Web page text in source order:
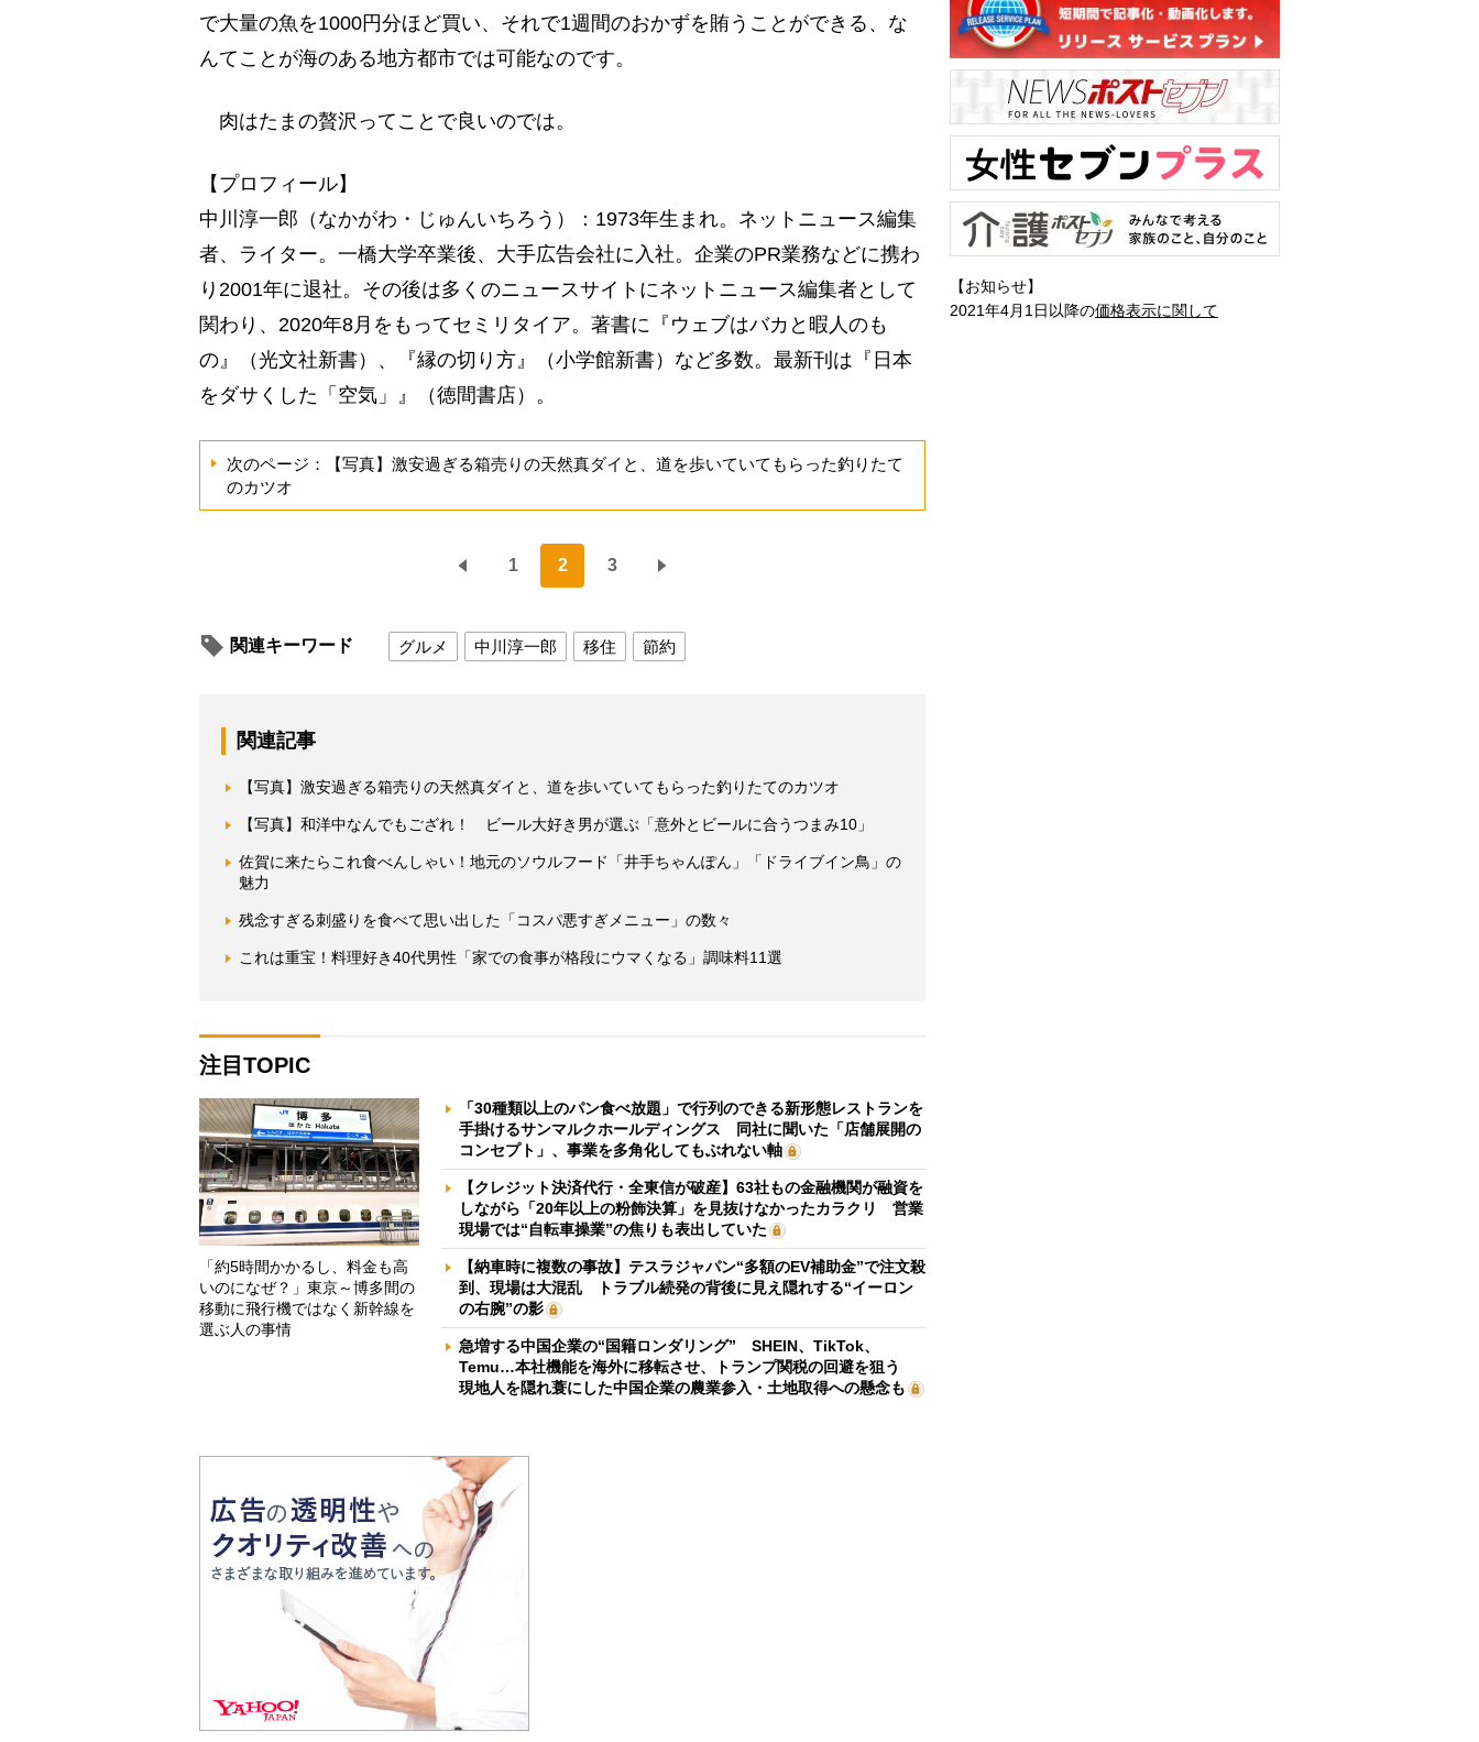
で大量の魚を1000円分ほど買い、それで1週間のおかずを賄うことができる、な
んてことが海のある地方都市では可能なのです。
肉はたまの贅沢ってことで良いのでは。
【プロフィール】
中川淳一郎（なかがわ・じゅんいちろう）：1973年生まれ。ネットニュース編集
者、ライター。一橋大学卒業後、大手広告会社に入社。企業のPR業務などに携わ
り2001年に退社。その後は多くのニュースサイトにネットニュース編集者として
関わり、2020年8月をもってセミリタイア。著書に『ウェブはバカと暇人のも
の』（光文社新書）、『縁の切り方』（小学館新書）など多数。最新刊は『日本
をダサくした「空気」』（徳間書店）。
次のページ：【写真】激安過ぎる箱売りの天然真ダイと、道を歩いていてもらった釣りたて
のカツオ
1 2 3
関連キーワード グルメ 中川淳一郎 移住 節約
関連記事
【写真】激安過ぎる箱売りの天然真ダイと、道を歩いていてもらった釣りたてのカツオ
【写真】和洋中なんでもござれ！ ビール大好き男が選ぶ「意外とビールに合うつまみ10」
佐賀に来たらこれ食べんしゃい！地元のソウルフード「井手ちゃんぽん」「ドライブイン鳥」の
魅力
残念すぎる刺盛りを食べて思い出した「コスパ悪すぎメニュー」の数々
これは重宝！料理好き40代男性「家での食事が格段にウマくなる」調味料11選
注目TOPIC
「約5時間かかるし、料金も高
いのになぜ？」東京～博多間の
移動に飛行機ではなく新幹線を
選ぶ人の事情
「30種類以上のパン食べ放題」で行列のできる新形態レストランを
手掛けるサンマルクホールディングス 同社に聞いた「店舗展開の
コンセプト」、事業を多角化してもぶれない軸
【クレジット決済代行・全東信が破産】63社もの金融機関が融資を
しながら「20年以上の粉飾決算」を見抜けなかったカラクリ 営業
現場では“自転車操業”の焦りも表出していた
【納車時に複数の事故】テスラジャパン“多額のEV補助金”で注文殺
到、現場は大混乱 トラブル続発の背後に見え隠れする“イーロン
の右腕”の影
急増する中国企業の“国籍ロンダリング” SHEIN、TikTok、
Temu…本社機能を海外に移転させ、トランプ関税の回避を狙う
現地人を隠れ蓑にした中国企業の農業参入・土地取得への懸念も
【お知らせ】
2021年4月1日以降の価格表示に関して